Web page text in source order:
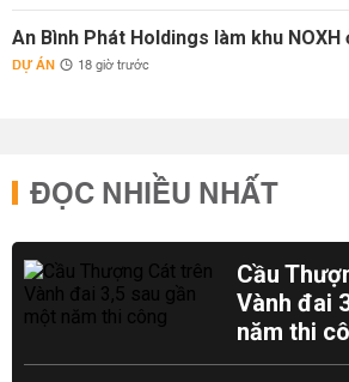
An Bình Phát Holdings làm khu NOXH
DỰ ÁN 18 giờ trước
ĐỌC NHIỀU NHẤT
Cầu
Vành đai
năm thi